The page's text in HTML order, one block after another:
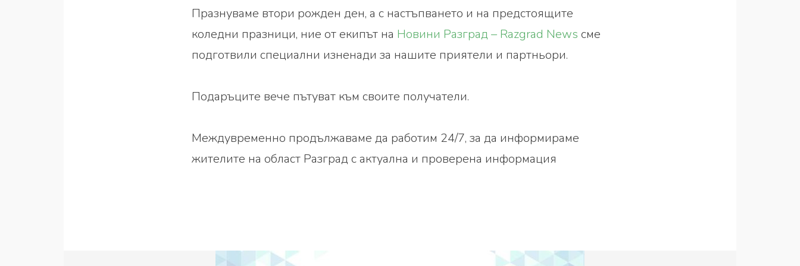
Празнуваме втори рожден ден, а с настъпването и на предстоящите
коледни празници, ние от екипът на Новини Разград – Razgrad News сме
подготвили специални изненади за нашите приятели и партньори.
Подаръците вече пътуват към своите получатели.
Междувременно продължаваме да работим 24/7, за да информираме
жителите на област Разград с актуална и проверена информация